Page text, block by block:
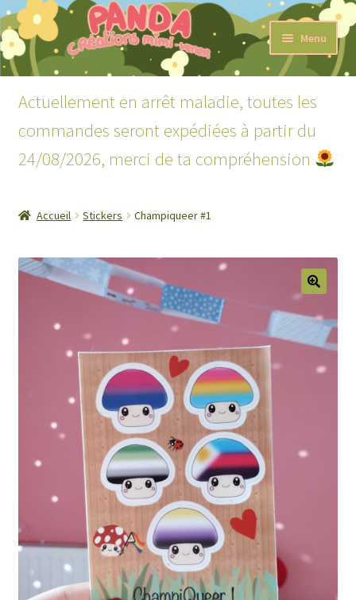
Aller
la
Aller
au
contenu
Menu
Accueil
le
menu
Lecture
Ouvrir
Actuellement en arrêt maladie, toutes les
commandes seront expédiées à partir du
24/08/2026, merci de ta compréhension
Accueil Stickers Champiqueer #1